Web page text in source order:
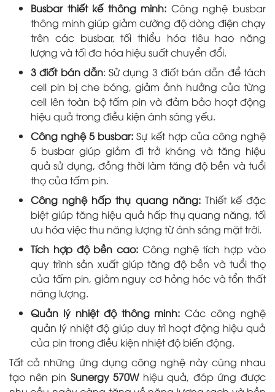
Busbar thiết kế thông minh: Công nghệ busbar
thông minh giúp giảm cường độ dòng điện chạy
trên các busbar, tối thiểu hóa tiêu hao năng
lượng và tối đa hóa hiệu suất chuyển đổi.
3 điốt bán dẫn: Sử dụng 3 điốt bán dẫn để tách
cell pin bị che bóng, giảm ảnh hưởng của từng
cell lên toàn bộ tấm pin và đảm bảo hoạt động
hiệu quả trong điều kiện ánh sáng yếu.
Công nghệ 5 busbar:Sự kết hợp của công nghệ
5 busbar giúp giảm đi trở kháng và tăng hiệu
quả sử dụng, đồng thời làm tăng độ bền và tuổi
thọ của tấm pin.
Công nghệ hấp thụ quang năng:Thiết kế đặc
biệt giúp tăng hiệu quả hấp thụ quang năng, tối
ưu hóa việc thu năng lượng từ ánh sáng mặt trời.
Tích hợp độ bền cao: Công nghệ tích hợp vào
quy trình sản xuất giúp tăng độ bền và tuổi thọ
của tấm pin, giảm nguy cơ hỏng hóc và tổn thất
năng lượng.
Quản lý nhiệt độ thông minh: Các công nghệ
quản lý nhiệt độ giúp duy trì hoạt động hiệu quả
của pin trong điều kiện nhiệt độ biến động.
Tất cả những ứng dụng công nghệ này cùng nhau
tạo nên pin Sunergy 570Whiệu quả, đáp ứng được